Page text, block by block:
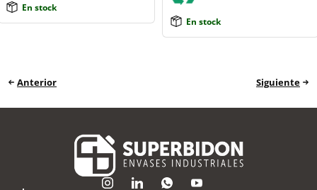
En stock
En stock
Anterior Siguiente